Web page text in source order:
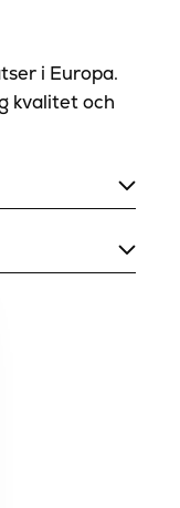
i Europa.
kvalitet och
mässing,
mässing,